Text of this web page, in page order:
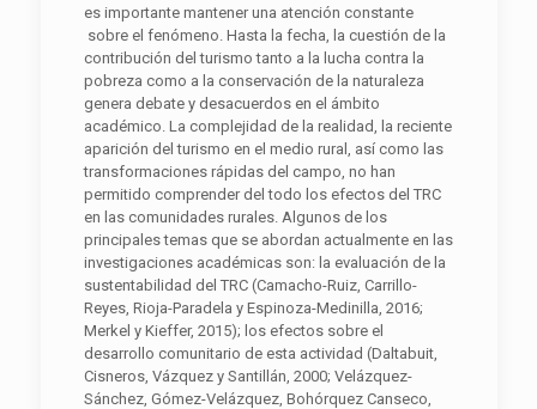
es importante mantener una atención constante
sobre el fenómeno. Hasta la fecha, la cuestión de la
contribución del turismo tanto a la lucha contra la
pobreza como a la conservación de la naturaleza
genera debate y desacuerdos en el ámbito
académico. La complejidad de la realidad, la reciente
aparición del turismo en el medio rural, así como las
transformaciones rápidas del campo, no han
permitido comprender del todo los efectos del TRC
en las comunidades rurales. Algunos de los
principales temas que se abordan actualmente en las
investigaciones académicas son: la evaluación de la
sustentabilidad del TRC (Camacho-Ruiz, Carrillo-
Reyes, Rioja-Paradela y Espinoza-Medinilla, 2016;
Merkel y Kieffer, 2015); los efectos sobre el
desarrollo comunitario de esta actividad (Daltabuit,
Cisneros, Vázquez y Santillán, 2000; Velázquez-
Sánchez, Gómez-Velázquez, Bohórquez Canseco,